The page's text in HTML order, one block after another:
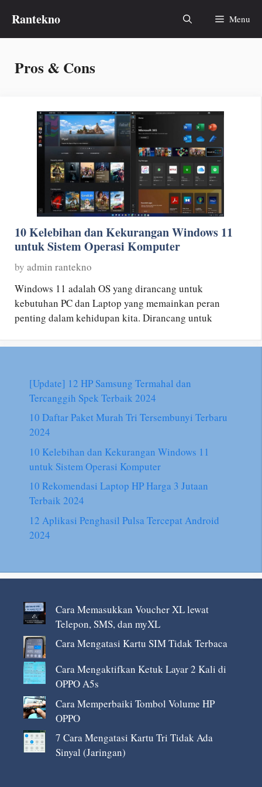
content
Rantekno Menu
Pros & Cons
10 Kelebihan dan Kekurangan Windows 11
untuk Sistem Operasi Komputer
by admin rantekno
Windows 11 adalah OS yang dirancang untuk
kebutuhan PC dan Laptop yang memainkan peran
penting dalam kehidupan kita. Dirancang untuk
[Update] 12 HP Samsung Termahal dan
Tercanggih Spek Terbaik 2024
10 Daftar Paket Murah Tri Tersembunyi Terbaru
2024
10 Kelebihan dan Kekurangan Windows 11
untuk Sistem Operasi Komputer
10 Rekomendasi Laptop HP Harga 3 Jutaan
Terbaik 2024
12 Aplikasi Penghasil Pulsa Tercepat Android
2024
Cara Memasukkan Voucher XL lewat
Telepon, SMS, dan myXL
Cara Mengatasi Kartu SIM Tidak Terbaca
Cara Mengaktifkan Ketuk Layar 2 Kali di
OPPO A5s
Cara Memperbaiki Tombol Volume HP
OPPO
7 Cara Mengatasi Kartu Tri Tidak Ada
Sinyal (Jaringan)